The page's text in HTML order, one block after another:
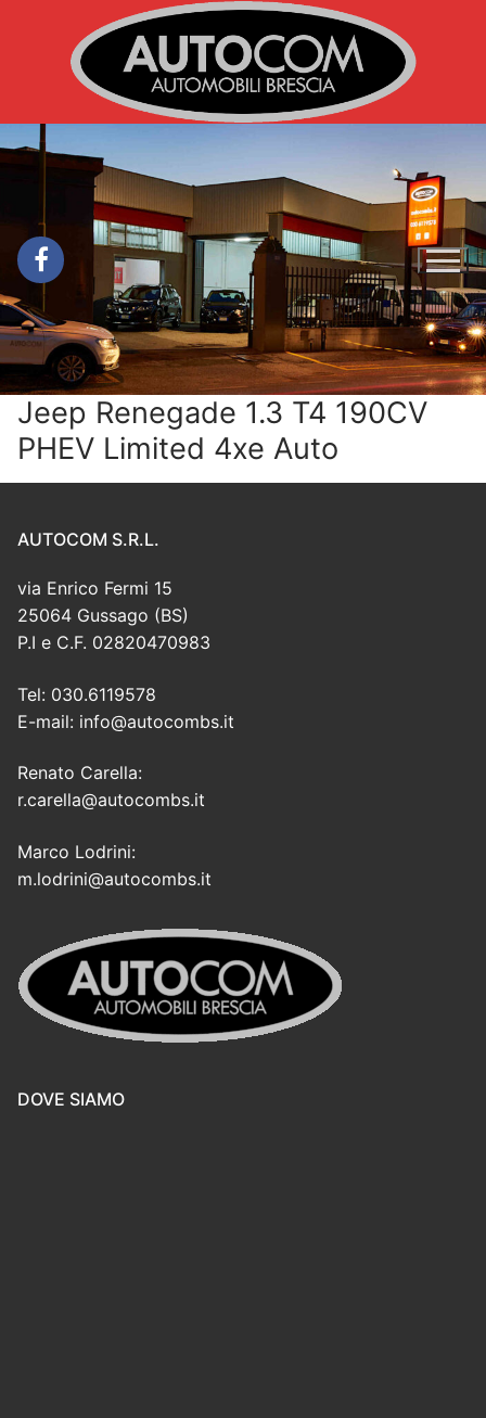
contenuto
Jeep Renegade 1.3 T4 190CV
PHEV Limited 4xe Auto
AUTOCOM S.R.L.
via Enrico Fermi 15
25064 Gussago (BS)
P.I e C.F. 02820470983
Tel: 030.6119578
E-mail: info@autocombs.it
Renato Carella:
r.carella@autocombs.it
Marco Lodrini:
m.lodrini@autocombs.it
DOVE SIAMO